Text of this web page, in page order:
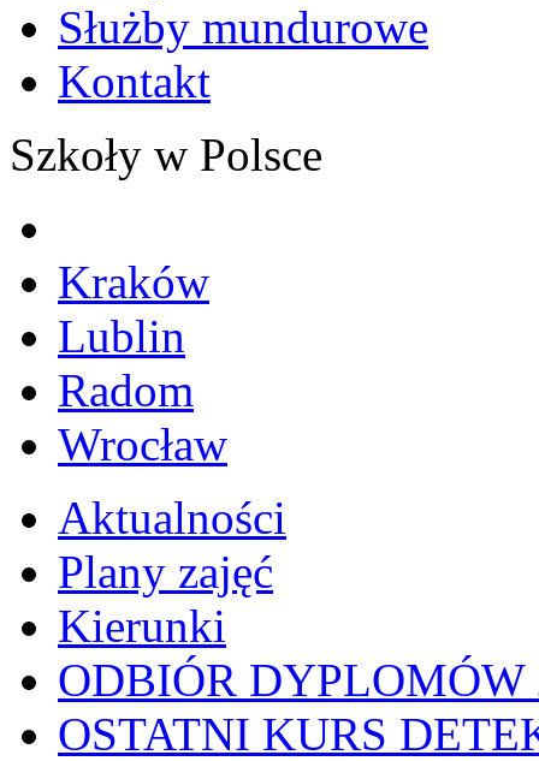
Służby mundurowe
Kontakt
Szkoły w Polsce
Kraków
Lublin
Radom
Wrocław
Aktualności
Plany zajęć
Kierunki
ODBIÓR DYPLOMÓW
OSTATNI KURS